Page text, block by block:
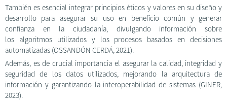
También es esencial integrar principios éticos y valores en su diseño y
desarrollo para asegurar su uso en beneficio común y generar
confianza en la ciudadanía, divulgando información sobre
los algoritmos utilizados y los procesos basados en decisiones
automatizadas (OSSANDÓN CERDÁ, 2021).
Además, es de crucial importancia el asegurar la calidad, integridad y
seguridad de los datos utilizados, mejorando la arquitectura de
información y garantizando la interoperabilidad de sistemas (GINER,
2023).